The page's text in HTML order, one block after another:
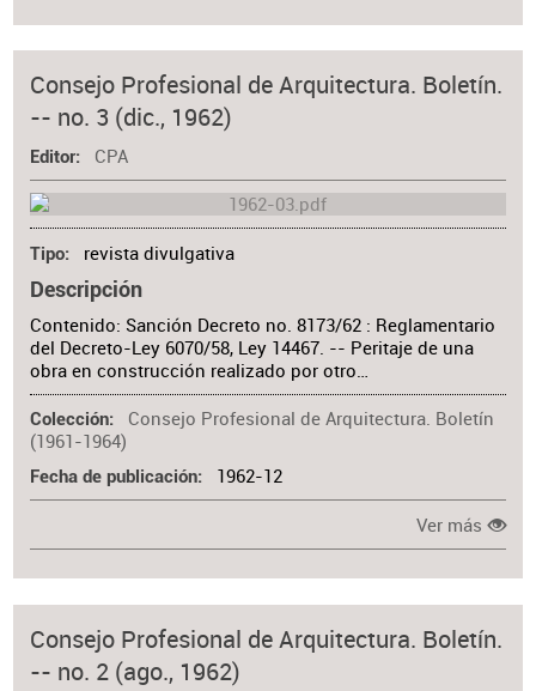
Consejo Profesional de Arquitectura. Boletín.
-- no. 3 (dic., 1962)
Editor CPA
Tipo revista divulgativa
Descripción
Contenido: Sanción Decreto no. 8173/62 : Reglamentario
del Decreto-Ley 6070/58, Ley 14467. -- Peritaje de una
obra en construcción realizado por otro…
Colección
Consejo Profesional de Arquitectura. Boletín
(1961-1964)
Fecha de publicación 1962-12
Ver más
Consejo Profesional de Arquitectura. Boletín.
-- no. 2 (ago., 1962)